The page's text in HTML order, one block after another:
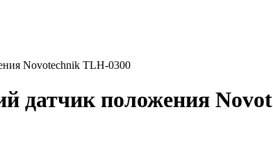
Novotechnik TLH-0300
датчик положения